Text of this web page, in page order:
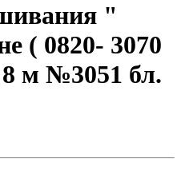
"
( 0820- 3070
м №3051 бл.